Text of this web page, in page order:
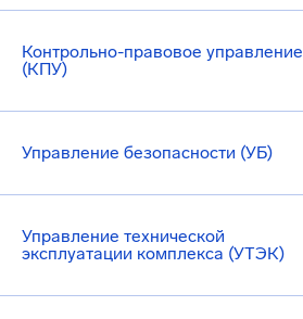
Контрольно-правовое управление
(КПУ)
Управление безопасности (УБ)
Управление технической
эксплуатации комплекса (УТЭК)